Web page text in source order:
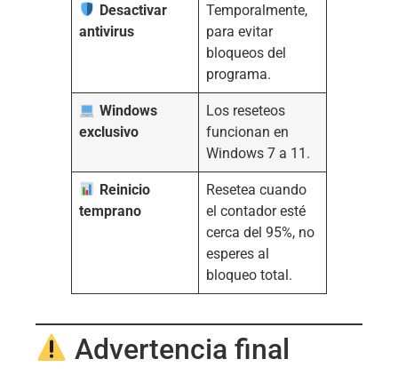
Desactivar
antivirus
Temporalmente,
para evitar
bloqueos del
programa.
Windows
exclusivo
Los reseteos
funcionan en
Windows 7 a 11.
Reinicio
temprano
Resetea cuando
el contador esté
cerca del 95%, no
esperes al
bloqueo total.
Advertencia final